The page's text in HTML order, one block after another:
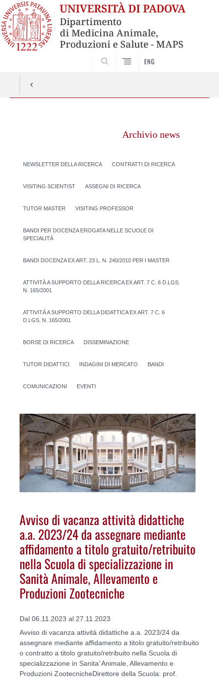
ENG
Archivio news
NEWSLETTER DELLA RICERCA CONTRATTI DI RICERCA
VISITING SCIENTIST ASSEGNI DI RICERCA
TUTOR MASTER VISITING PROFESSOR
BANDI PER DOCENZA EROGATA NELLE SCUOLE DI
SPECIALITÀ
BANDI DOCENZA EX ART. 23 L. N. 240/2010 PER I MASTER
ATTIVITÀ A SUPPORTO DELLA RICERCA EX ART. 7 C. 6 D.LGS.
N. 165/2001
ATTIVITÀ A SUPPORTO DELLA DIDATTICA EX ART. 7 C. 6
D.LGS. N. 165/2001
BORSE DI RICERCA DISSEMINAZIONE
TUTOR DIDATTICI INDAGINI DI MERCATO BANDI
COMUNICAZIONI EVENTI
Avviso di vacanza attività didattiche
a.a. 2023/24 da assegnare mediante
affidamento a titolo gratuito/retribuito
nella Scuola di specializzazione in
Sanità Animale, Allevamento e
Produzioni Zootecniche
Dal 06.11.2023 al 27.11.2023
Avviso di vacanza attività didattiche a.a. 2023/24 da
assegnare mediante affidamento a titolo gratuito/retribuito
o contratto a titolo gratuito/retribuito nella Scuola di
specializzazione in Sanita’ Animale, Allevamento e
Produzioni ZootecnicheDirettore della Scuola: prof.